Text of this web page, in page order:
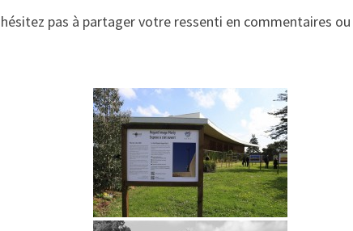
pas à partager votre ressenti en commentaires ou